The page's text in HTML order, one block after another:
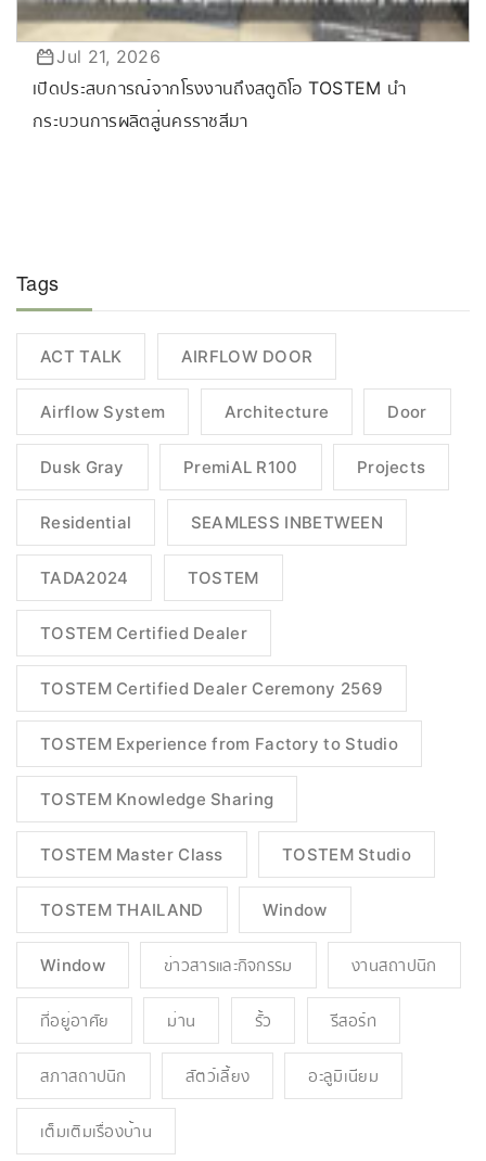
Jul 21, 2026
เปิดประสบการณ์จากโรงงานถึงสตูดิโอ TOSTEM นำ
กระบวนการผลิตสู่นครราชสีมา
Tags
ACT TALK AIRFLOW DOOR
Airflow System Architecture Door
Dusk Gray PremiAL R100 Projects
Residential SEAMLESS INBETWEEN
TADA2024 TOSTEM
TOSTEM Certified Dealer
TOSTEM Certified Dealer Ceremony 2569
TOSTEM Experience from Factory to Studio
TOSTEM Knowledge Sharing
TOSTEM Master Class TOSTEM Studio
TOSTEM THAILAND Window
Window ข่าวสารและกิจกรรม งานสถาปนิก
ที่อยู่อาศัย ม่าน รั้ว รีสอร์ท
สภาสถาปนิก สัตว์เลี้ยง อะลูมิเนียม
เต็มเติมเรื่องบ้าน